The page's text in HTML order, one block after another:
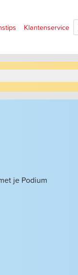
Klantenservice
je Podium